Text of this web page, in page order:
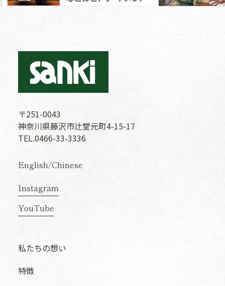
〒251-0043
神奈川県藤沢市辻堂元町4-15-17
TEL.0466-33-3336
English/Chinese
Instagram
YouTube
私たちの想い
特徴